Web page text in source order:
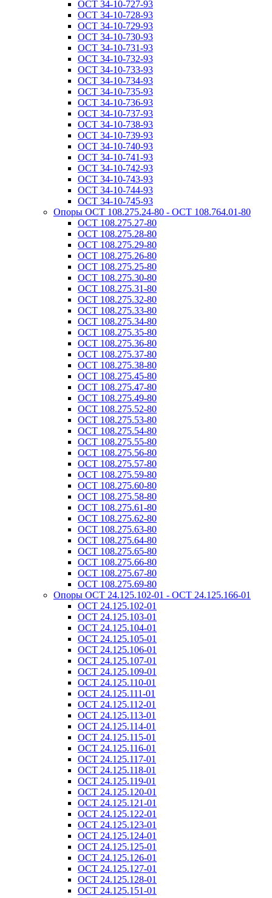
ОСТ 34-10-727-93
ОСТ 34-10-728-93
ОСТ 34-10-729-93
ОСТ 34-10-730-93
ОСТ 34-10-731-93
ОСТ 34-10-732-93
ОСТ 34-10-733-93
ОСТ 34-10-734-93
ОСТ 34-10-735-93
ОСТ 34-10-736-93
ОСТ 34-10-737-93
ОСТ 34-10-738-93
ОСТ 34-10-739-93
ОСТ 34-10-740-93
ОСТ 34-10-741-93
ОСТ 34-10-742-93
ОСТ 34-10-743-93
ОСТ 34-10-744-93
ОСТ 34-10-745-93
Опоры ОСТ 108.275.24-80 - ОСТ 108.764.01-80
ОСТ 108.275.27-80
ОСТ 108.275.28-80
ОСТ 108.275.29-80
ОСТ 108.275.26-80
ОСТ 108.275.25-80
ОСТ 108.275.30-80
ОСТ 108.275.31-80
ОСТ 108.275.32-80
ОСТ 108.275.33-80
ОСТ 108.275.34-80
ОСТ 108.275.35-80
ОСТ 108.275.36-80
ОСТ 108.275.37-80
ОСТ 108.275.38-80
ОСТ 108.275.45-80
ОСТ 108.275.47-80
ОСТ 108.275.49-80
ОСТ 108.275.52-80
ОСТ 108.275.53-80
ОСТ 108.275.54-80
ОСТ 108.275.55-80
ОСТ 108.275.56-80
ОСТ 108.275.57-80
ОСТ 108.275.59-80
ОСТ 108.275.60-80
ОСТ 108.275.58-80
ОСТ 108.275.61-80
ОСТ 108.275.62-80
ОСТ 108.275.63-80
ОСТ 108.275.64-80
ОСТ 108.275.65-80
ОСТ 108.275.66-80
ОСТ 108.275.67-80
ОСТ 108.275.69-80
Опоры ОСТ 24.125.102-01 - ОСТ 24.125.166-01
ОСТ 24.125.102-01
ОСТ 24.125.103-01
ОСТ 24.125.104-01
ОСТ 24.125.105-01
ОСТ 24.125.106-01
ОСТ 24.125.107-01
ОСТ 24.125.109-01
ОСТ 24.125.110-01
ОСТ 24.125.111-01
ОСТ 24.125.112-01
ОСТ 24.125.113-01
ОСТ 24.125.114-01
ОСТ 24.125.115-01
ОСТ 24.125.116-01
ОСТ 24.125.117-01
ОСТ 24.125.118-01
ОСТ 24.125.119-01
ОСТ 24.125.120-01
ОСТ 24.125.121-01
ОСТ 24.125.122-01
ОСТ 24.125.123-01
ОСТ 24.125.124-01
ОСТ 24.125.125-01
ОСТ 24.125.126-01
ОСТ 24.125.127-01
ОСТ 24.125.128-01
ОСТ 24.125.151-01